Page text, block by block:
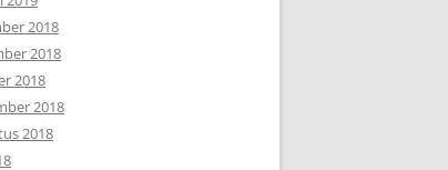
2018
2018
2018
2018
2018